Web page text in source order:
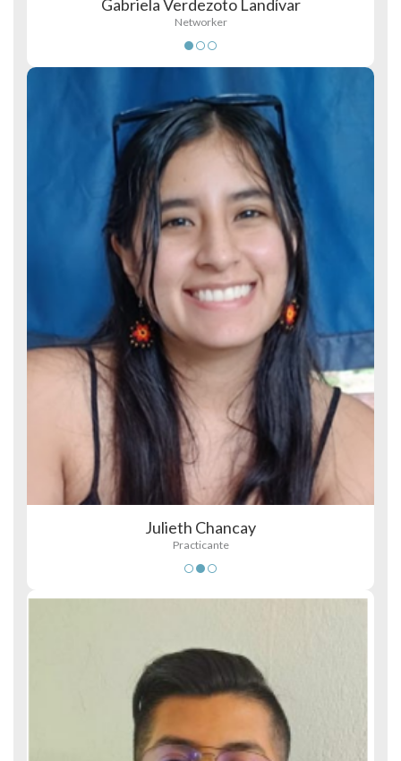
Gabriela Verdezoto Landívar
Networker
Julieth Chancay
Practicante